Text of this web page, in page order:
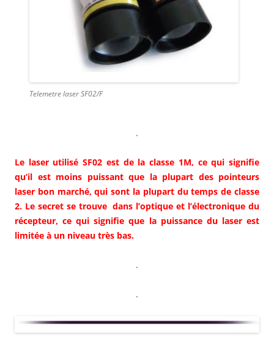
Telemetre laser SF02/F
.
Le laser utilisé SF02 est de la classe 1M, ce qui signifie
qu’il est moins puissant que la plupart des pointeurs
laser bon marché, qui sont la plupart du temps de classe
2. Le secret se trouve dans l’optique et l’électronique du
récepteur, ce qui signifie que la puissance du laser est
limitée à un niveau très bas.
.
.